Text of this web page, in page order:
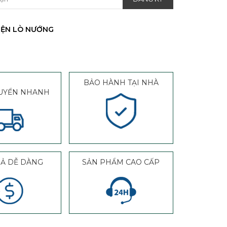
LÒ NƯỚNG
NHANH
BẢO HÀNH TẠI NHÀ
DỄ DÀNG SẢN PHẨM CAO CẤP